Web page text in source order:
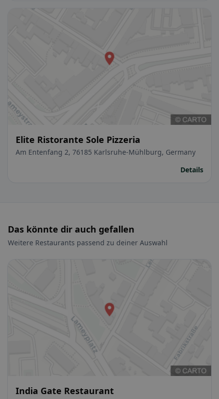
Elite Ristorante Sole Pizzeria
Am Entenfang 2, 76185 Karlsruhe-Mühlburg, Germany
Details
Das könnte dir auch gefallen
Weitere Restaurants passend zu deiner Auswahl
India Gate Restaurant